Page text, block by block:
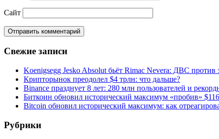
Сайт
Свежие записи
Koenigsegg Jesko Absolut бьёт Rimac Nevera: ДВС против
Крипторынок преодолел $4 трлн: что дальше?
Binance празднует 8 лет: 280 млн пользователей и
Биткоин обновил исторический максимум «пробив»
Bitcoin обновил исторический максимум: как
Рубрики